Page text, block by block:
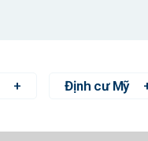
Định cư Mỹ